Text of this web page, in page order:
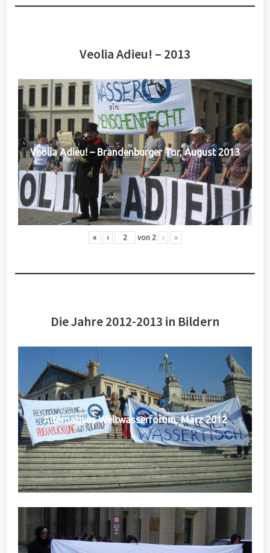
Veolia Adieu! – 2013
Veolia Adieu! – Brandenburger Tor, August 2013
« ‹ von 2 › »
Die Jahre 2012-2013 in Bildern
Alternatives Weltwasserforum, März 2012